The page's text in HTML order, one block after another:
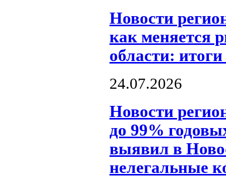
Новости
как меняется
области:
24.07.2026
Новости
до 99%
выявил в
нелегальные